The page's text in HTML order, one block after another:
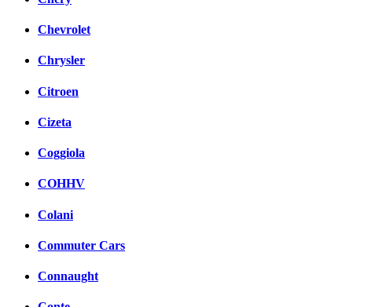
Chevrolet
Chrysler
Citroen
Cizeta
Coggiola
COHHV
Colani
Commuter Cars
Connaught